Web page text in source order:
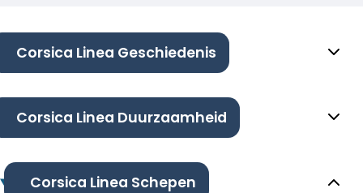
Corsica Linea Geschiedenis
Corsica Linea Duurzaamheid
Corsica Linea Schepen